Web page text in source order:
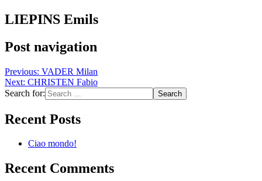
LIEPINS Emils
Post navigation
Previous: VADER Milan
Next: CHRISTEN Fabio
Search for:
Recent Posts
Ciao mondo!
Recent Comments